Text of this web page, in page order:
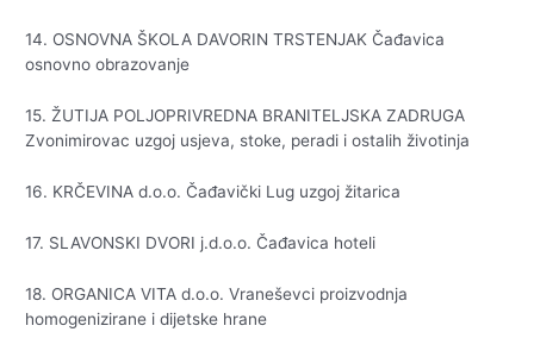
14. OSNOVNA ŠKOLA DAVORIN TRSTENJAK Čađavica
osnovno obrazovanje
15. ŽUTIJA POLJOPRIVREDNA BRANITELJSKA ZADRUGA
Zvonimirovac uzgoj usjeva, stoke, peradi i ostalih životinja
16. KRČEVINA d.o.o. Čađavički Lug uzgoj žitarica
17. SLAVONSKI DVORI j.d.o.o. Čađavica hoteli
18. ORGANICA VITA d.o.o. Vraneševci proizvodnja
homogenizirane i dijetske hrane